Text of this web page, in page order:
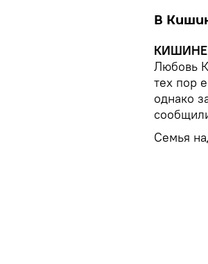
В
Любовь
тех пор
однако
Семья